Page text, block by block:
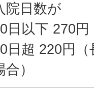
院日数が
日以下 270円
日超 220円
合）